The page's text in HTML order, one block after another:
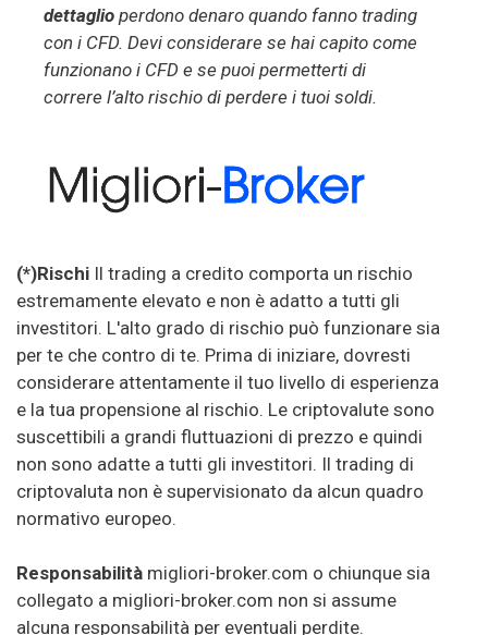
dettaglio perdono denaro quando fanno trading
con i CFD. Devi considerare se hai capito come
funzionano i CFD e se puoi permetterti di
correre l’alto rischio di perdere i tuoi soldi.
(*)Rischi Il trading a credito comporta un rischio
estremamente elevato e non è adatto a tutti gli
investitori. L'alto grado di rischio può funzionare sia
per te che contro di te. Prima di iniziare, dovresti
considerare attentamente il tuo livello di esperienza
e la tua propensione al rischio. Le criptovalute sono
suscettibili a grandi fluttuazioni di prezzo e quindi
non sono adatte a tutti gli investitori. Il trading di
criptovaluta non è supervisionato da alcun quadro
normativo europeo.
Responsabilità migliori-broker.com o chiunque sia
collegato a migliori-broker.com non si assume
alcuna responsabilità per eventuali perdite.